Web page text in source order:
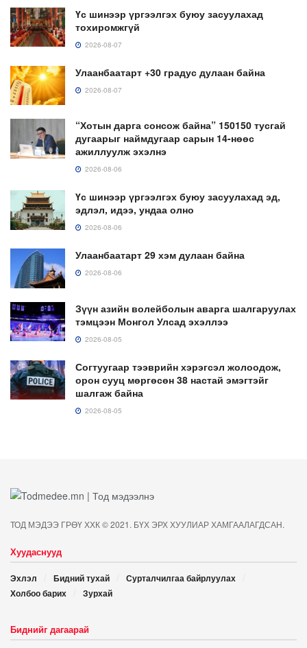
Үс шинээр үргээлгэх буюу засуулахад
тохиромжгүй
2026-08-07
Улаанбаатарт +30 градус дулаан байна
2026-08-07
“Хотын дарга сонсож байна” 150150 тусгай
дугаарыг наймдугаар сарын 14-нөөс
ажиллуулж эхэлнэ
2026-08-06
Үс шинээр үргээлгэх буюу засуулахад эд,
эдлэл, идээ, ундаа олно
2026-08-06
Улаанбаатарт 29 хэм дулаан байна
2026-08-06
Зүүн азийн волейболын аварга шалгаруулах
тэмцээн Монгол Улсад эхэллээ
2026-08-05
Согтуугаар тээврийн хэрэгсэл жолоодож,
орон сууц мөргөсөн 38 настай эмэгтэйг
шалгаж байна
2026-08-05
ТОД МЭДЭЭ ГРӨҮ ХХК © 2021. БҮХ ЭРХ ХУУЛИАР ХАМГААЛАГДСАН.
Хуудаснууд
Эхлэл Бидний тухай
Сурталчилгаа байрлуулах
Холбоо барих
Зурхай
Биднийг дагаарай